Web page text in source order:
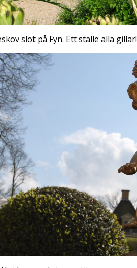
slot på Fyn. Ett ställe alla gillar!